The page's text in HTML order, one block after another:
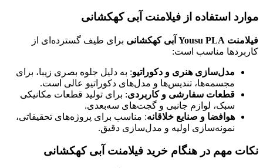
موارد استفاده از فیلامنت آبی کهکشانی
فیلامنت Yousu PLA آبی کهکشانی
برای طیف گسترده‌ای از
کاربردها مناسب است:
مدل‌سازی هنری و دکوراتیو: به دلیل جلوه بصری زیبا، برای
مجسمه‌ها، تندیس‌ها و مدل‌های دکوراتیو عالی است.
قطعات سفارشی و کاربردی: برای تولید قطعات مکانیکی
سبک، لوازم جانبی و گجت‌های سه‌بعدی.
هوافضا و صنایع خلاقانه: مناسب برای پروژه‌های تحقیقاتی،
نمونه‌سازی اولیه و مدل‌سازی دقیق.
نکات مهم در هنگام خرید فیلامنت آبی کهکشانی